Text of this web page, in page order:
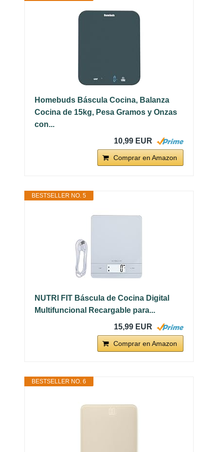
Homebuds Báscula Cocina, Balanza
Cocina de 15kg, Pesa Gramos y Onzas
con...
10,99 EUR
Comprar en Amazon
BESTSELLER NO. 5
NUTRI FIT Báscula de Cocina Digital
Multifuncional Recargable para...
15,99 EUR
Comprar en Amazon
BESTSELLER NO. 6